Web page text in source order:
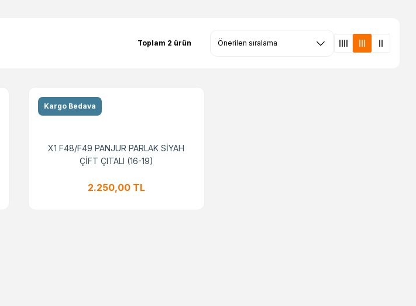
Toplam 2 ürün
Kargo Bedava
X1 F48/F49 PANJUR PARLAK SİYAH
ÇİFT ÇITALI (16-19)
2.250,00 TL